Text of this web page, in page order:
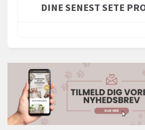
DINE SENEST SETE